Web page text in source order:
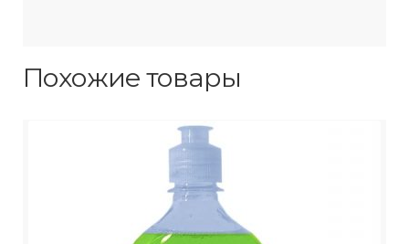
Похожие товары